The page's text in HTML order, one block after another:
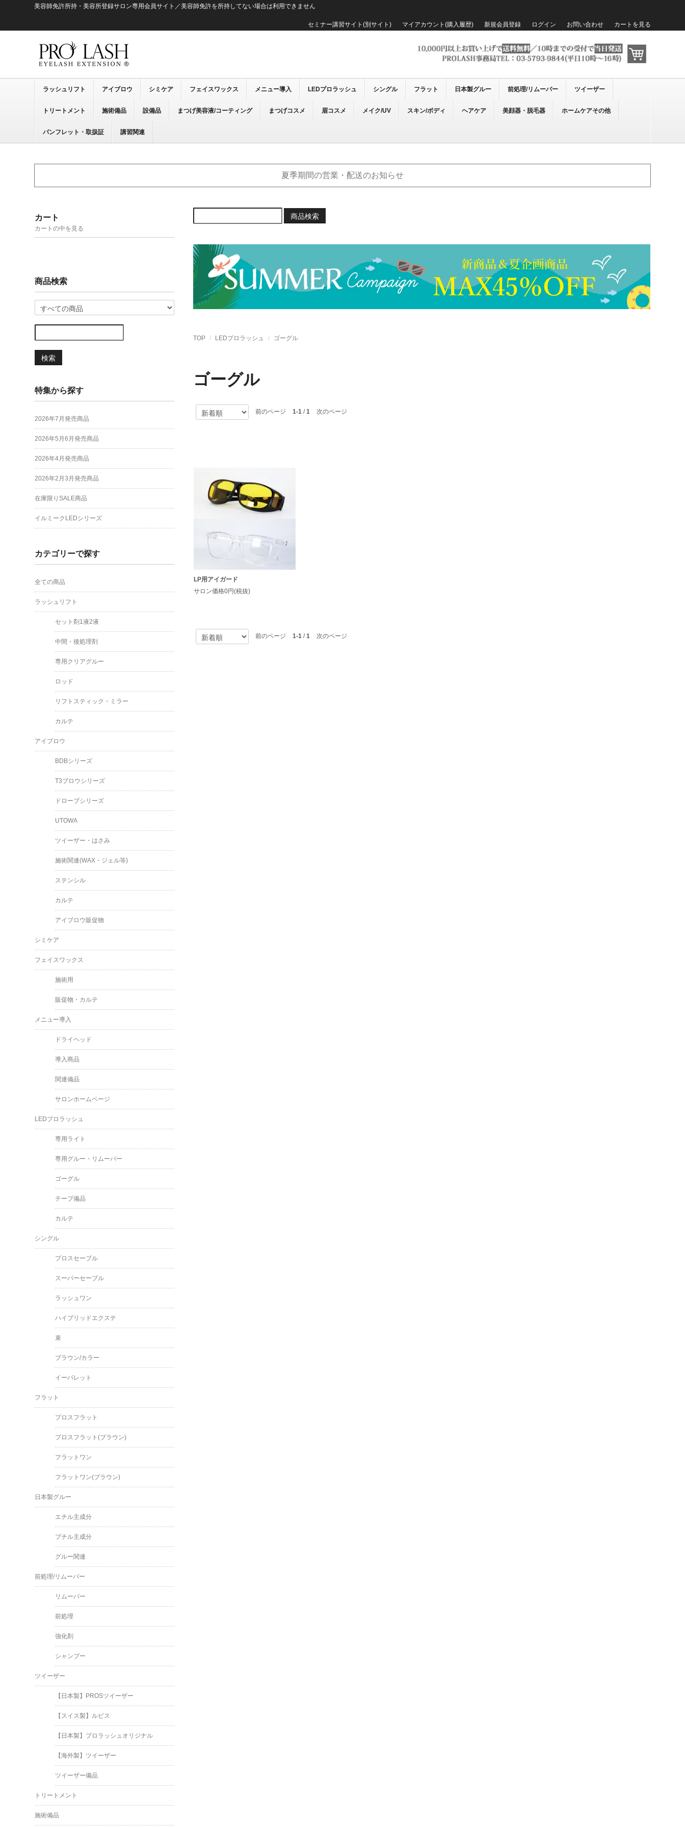
美容師免許所持・美容所登録サロン専用会員サイト／美容師免許を所持してない場合は利用できません
セミナー講習サイト(別サイト) マイアカウント(購入履歴) 新規会員登録 ログイン お問い合わせ カートを見る
ラッシュリフト アイブロウ シミケア フェイスワックス メニュー導入 LEDプロラッシュ シングル フラット 日本製グルー 前処理/リムーバー ツイーザー
トリートメント 施術備品 設備品 まつげ美容液/コーティング まつげコスメ 眉コスメ メイク/UV スキン/ボディ ヘアケア 美顔器・脱毛器 ホームケアその他
パンフレット・取扱証 講習関連
夏季期間の営業・配送のお知らせ
商品検索
TOP LEDプロラッシュ ゴーグル
ゴーグル
前のページ 1-1/1 次のページ
LP用アイガード
サロン価格0円(税抜)
前のページ 1-1/1 次のページ
カート
カートの中を見る
商品検索
検索
特集から探す
2026年7月発売商品
2026年5月6月発売商品
2026年4月発売商品
2026年2月3月発売商品
在庫限りSALE商品
イルミークLEDシリーズ
カテゴリーで探す
全ての商品
ラッシュリフト
セット剤1液2液
中間・後処理剤
専用クリアグルー
ロッド
リフトスティック・ミラー
カルテ
アイブロウ
BDBシリーズ
T3ブロウシリーズ
ドローブシリーズ
UTOWA
ツイーザー・はさみ
施術関連(WAX・ジェル等)
ステンシル
カルテ
アイブロウ販促物
シミケア
フェイスワックス
施術用
販促物・カルテ
メニュー導入
ドライヘッド
導入商品
関連備品
サロンホームページ
LEDプロラッシュ
専用ライト
専用グルー・リムーバー
ゴーグル
テープ備品
カルテ
シングル
プロスセーブル
スーパーセーブル
ラッシュワン
ハイブリッドエクステ
束
ブラウン/カラー
イーパレット
フラット
プロスフラット
プロスフラット(ブラウン)
フラットワン
フラットワン(ブラウン)
日本製グルー
エチル主成分
ブチル主成分
グルー関連
前処理/リムーバー
リムーバー
前処理
強化剤
シャンプー
ツイーザー
【日本製】PROSツイーザー
【スイス製】ルビス
【日本製】プロラッシュオリジナル
【海外製】ツイーザー
ツイーザー備品
トリートメント
施術備品